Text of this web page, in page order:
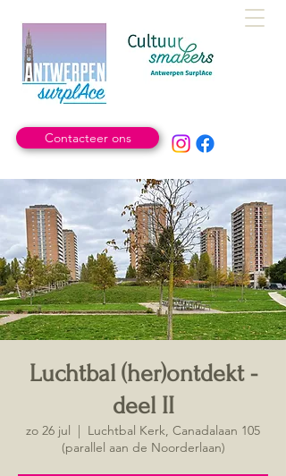
Contacteer ons
Luchtbal (her)ontdekt -
deel II
zo 26 jul
  |
Luchtbal Kerk, Canadalaan 105
(parallel aan de Noorderlaan)